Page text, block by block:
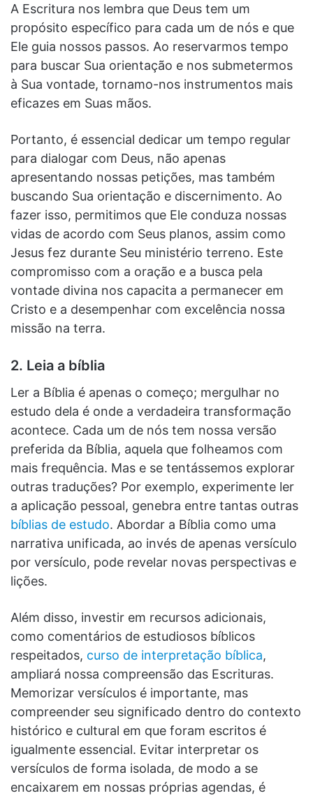
A Escritura nos lembra que Deus tem um
propósito específico para cada um de nós e que
Ele guia nossos passos. Ao reservarmos tempo
para buscar Sua orientação e nos submetermos
à Sua vontade, tornamo-nos instrumentos mais
eficazes em Suas mãos.
Portanto, é essencial dedicar um tempo regular
para dialogar com Deus, não apenas
apresentando nossas petições, mas também
buscando Sua orientação e discernimento. Ao
fazer isso, permitimos que Ele conduza nossas
vidas de acordo com Seus planos, assim como
Jesus fez durante Seu ministério terreno. Este
compromisso com a oração e a busca pela
vontade divina nos capacita a permanecer em
Cristo e a desempenhar com excelência nossa
missão na terra.
2. Leia a bíblia
Ler a Bíblia é apenas o começo; mergulhar no
estudo dela é onde a verdadeira transformação
acontece. Cada um de nós tem nossa versão
preferida da Bíblia, aquela que folheamos com
mais frequência. Mas e se tentássemos explorar
outras traduções? Por exemplo, experimente ler
a aplicação pessoal, genebra entre tantas outras
bíblias de estudo. Abordar a Bíblia como uma
narrativa unificada, ao invés de apenas versículo
por versículo, pode revelar novas perspectivas e
lições.
Além disso, investir em recursos adicionais,
como comentários de estudiosos bíblicos
respeitados, curso de interpretação bíblica,
ampliará nossa compreensão das Escrituras.
Memorizar versículos é importante, mas
compreender seu significado dentro do contexto
histórico e cultural em que foram escritos é
igualmente essencial. Evitar interpretar os
versículos de forma isolada, de modo a se
encaixarem em nossas próprias agendas, é